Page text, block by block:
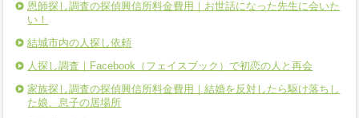
恩師探し調査の探偵興信所料金費用｜お世話になった先生に会いた
い！
結城市内の人探し依頼
人探し調査｜Facebook（フェイスブック）で初恋の人と再会
家族探し調査の探偵興信所料金費用｜結婚を反対したら駆け落ちし
た娘、息子の居場所